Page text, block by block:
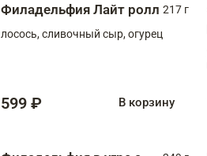
Филадельфия Лайт ролл 217 г
лосось, сливочный сыр, огурец
599 ₽ В корзину